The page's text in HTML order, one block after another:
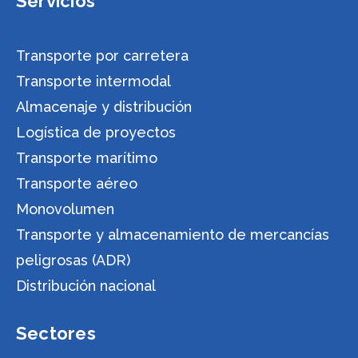
Transporte por carretera
Transporte intermodal
Almacenaje y distribución
Logística de proyectos
Transporte marítimo
Transporte aéreo
Monovolumen
Transporte y almacenamiento de mercancías
peligrosas (ADR)
Distribución nacional
Sectores